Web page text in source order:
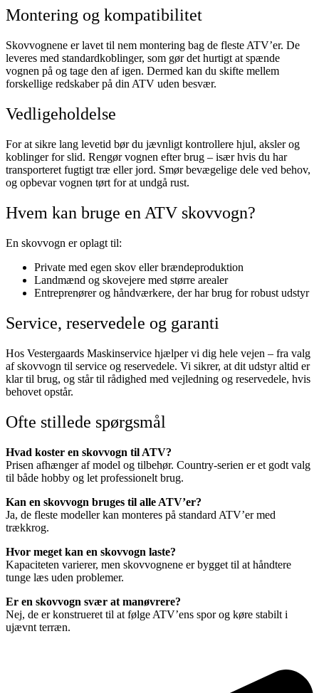
Montering og kompatibilitet
Skovvognene er lavet til nem montering bag de fleste ATV’er. De
leveres med standardkoblinger, som gør det hurtigt at spænde
vognen på og tage den af igen. Dermed kan du skifte mellem
forskellige redskaber på din ATV uden besvær.
Vedligeholdelse
For at sikre lang levetid bør du jævnligt kontrollere hjul, aksler og
koblinger for slid. Rengør vognen efter brug – især hvis du har
transporteret fugtigt træ eller jord. Smør bevægelige dele ved behov,
og opbevar vognen tørt for at undgå rust.
Hvem kan bruge en ATV skovvogn?
En skovvogn er oplagt til:
Private med egen skov eller brændeproduktion
Landmænd og skovejere med større arealer
Entreprenører og håndværkere, der har brug for robust udstyr
Service, reservedele og garanti
Hos Vestergaards Maskinservice hjælper vi dig hele vejen – fra valg
af skovvogn til service og reservedele. Vi sikrer, at dit udstyr altid er
klar til brug, og står til rådighed med vejledning og reservedele, hvis
behovet opstår.
Ofte stillede spørgsmål
Hvad koster en skovvogn til ATV?
Prisen afhænger af model og tilbehør. Country-serien er et godt valg
til både hobby og let professionelt brug.
Kan en skovvogn bruges til alle ATV’er?
Ja, de fleste modeller kan monteres på standard ATV’er med
trækkrog.
Hvor meget kan en skovvogn laste?
Kapaciteten varierer, men skovvognene er bygget til at håndtere
tunge læs uden problemer.
Er en skovvogn svær at manøvrere?
Nej, de er konstrueret til at følge ATV’ens spor og køre stabilt i
ujævnt terræn.